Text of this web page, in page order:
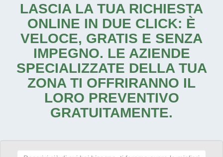
LASCIA LA TUA RICHIESTA
ONLINE IN DUE CLICK: È
VELOCE, GRATIS E SENZA
IMPEGNO. LE AZIENDE
SPECIALIZZATE DELLA TUA
ZONA TI OFFRIRANNO IL
LORO PREVENTIVO
GRATUITAMENTE.